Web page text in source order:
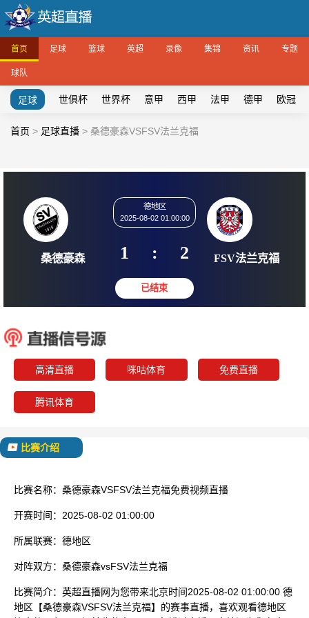
首页 足球 篮球 英超 录像 集锦 资讯 专题
球队
足球 世俱杯 世界杯 意甲 西甲 法甲 德甲 欧冠
首页 > 足球直播 > 桑德豪森VSFSV法兰克福
德地区
1 : 2
高清直播 咪咕体育 免费直播
腾讯体育
比赛介绍
比赛名称： 桑德豪森VSFSV法兰克福免费视频直播
开赛时间： 2025-08-02 01:00:00
所属联赛： 德地区
对阵双方： 桑德豪森vsFSV法兰克福
比赛简介： 英超直播网为您带来北京时间2025-08-02 01:00:00 德
地区【桑德豪森VSFSV法兰克福】的赛事直播，喜欢观看德地区